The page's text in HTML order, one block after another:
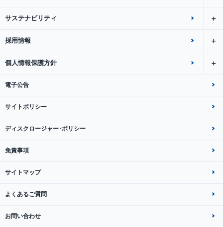
サステナビリティ
採用情報
個人情報保護方針
電子公告
サイトポリシー
ディスクロージャー･ポリシー
免責事項
サイトマップ
よくあるご質問
お問い合わせ